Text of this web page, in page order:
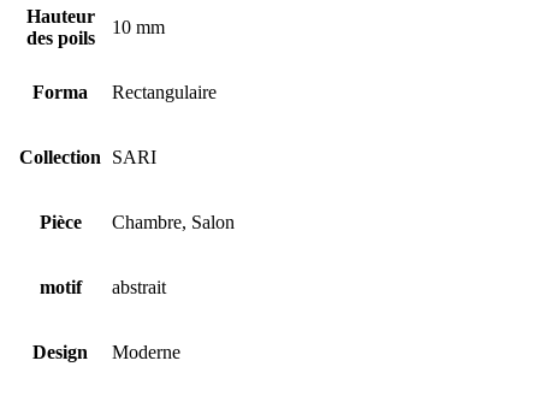
Hauteur
des poils
10 mm
Forma Rectangulaire
Collection SARI
Pièce Chambre, Salon
motif abstrait
Design Moderne